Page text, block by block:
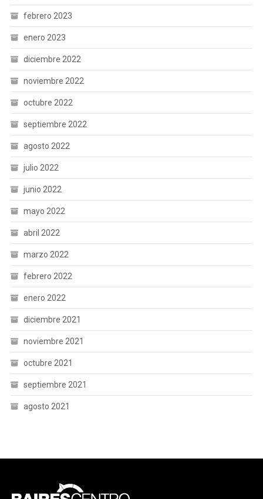
febrero 2023
enero 2023
diciembre 2022
noviembre 2022
octubre 2022
septiembre 2022
agosto 2022
julio 2022
junio 2022
mayo 2022
abril 2022
marzo 2022
febrero 2022
enero 2022
diciembre 2021
noviembre 2021
octubre 2021
septiembre 2021
agosto 2021